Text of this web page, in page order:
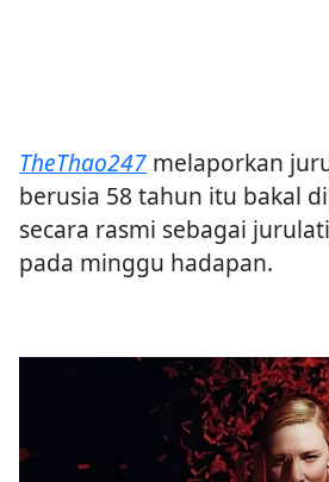
TheThao247 melaporkan
berusia 58 tahun itu bakal
secara rasmi sebagai
pada minggu hadapan.